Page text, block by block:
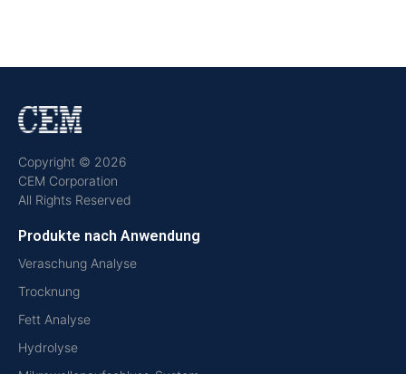
Copyright © 2026
CEM Corporation
All Rights Reserved
Produkte nach Anwendung
Veraschung Analyse
Trocknung
Fett Analyse
Hydrolyse